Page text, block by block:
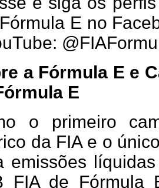
E no
a Fórmula E e
E
o primeiro
da FIA e o
emissões
FIA de Fórmula